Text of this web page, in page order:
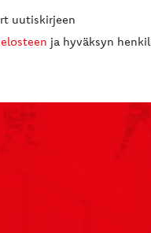
uutiskirjeen
ja hyväksyn